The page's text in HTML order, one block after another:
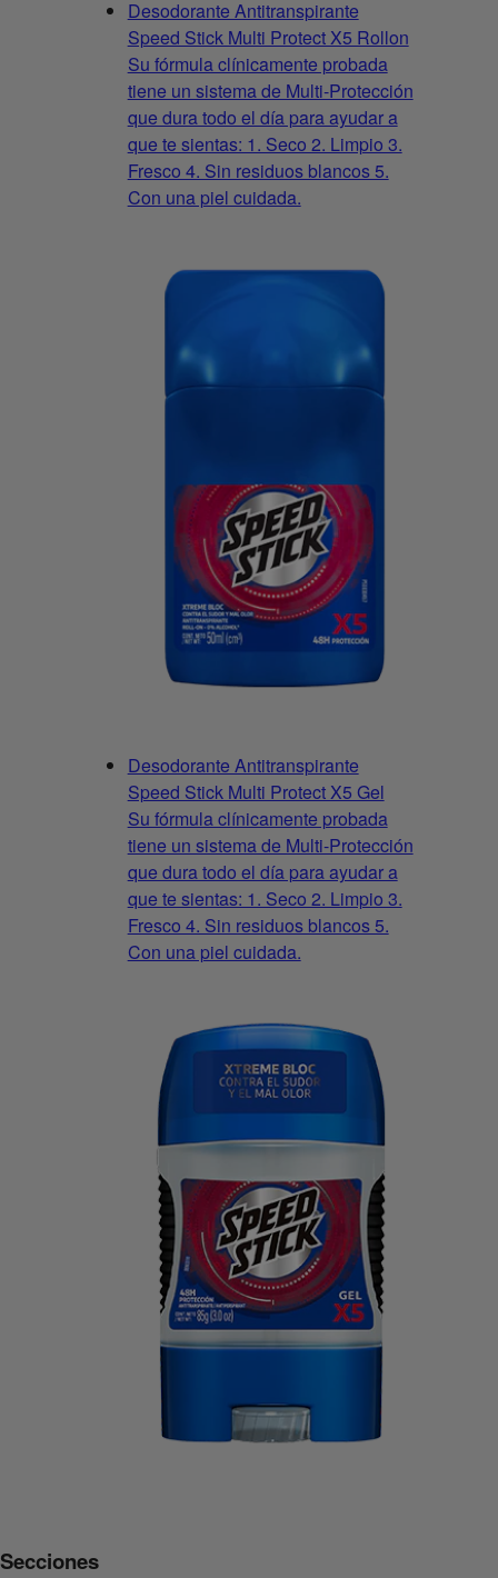
Desodorante Antitranspirante
Speed Stick Multi Protect X5 Rollon
Su fórmula clínicamente probada
tiene un sistema de Multi-Protección
que dura todo el día para ayudar a
que te sientas: 1. Seco 2. Limpio 3.
Fresco 4. Sin residuos blancos 5.
Con una piel cuidada.
Desodorante Antitranspirante
Speed Stick Multi Protect X5 Gel
Su fórmula clínicamente probada
tiene un sistema de Multi-Protección
que dura todo el día para ayudar a
que te sientas: 1. Seco 2. Limpio 3.
Fresco 4. Sin residuos blancos 5.
Con una piel cuidada.
Secciones